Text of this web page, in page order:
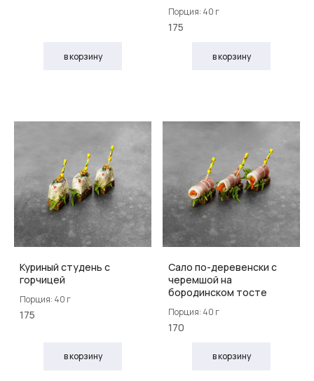
в корзину
Порция: 40 г
175
в корзину
Куриный студень с
горчицей
Порция: 40 г
175
в корзину
Сало по-деревенски с
черемшой на
бородинском тосте
Порция: 40 г
170
в корзину